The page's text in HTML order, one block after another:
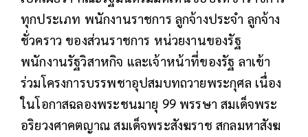
ทุกประเภท พนักงานราชการ ลูกจ้างประจำ ลูกจ้าง
ชั่วคราว ของส่วนราชการ หน่วยงานของรัฐ
พนักงานรัฐวิสาหกิจ และเจ้าหน้าที่ของรัฐ ลาเข้า
ร่วมโครงการบรรพชาอุปสมบทถวายพระกุศล เนื่อง
ในโอกาสฉลองพระชนมายุ 99 พรรษา สมเด็จพระ
อริยวงศาคตญาณ สมเด็จพระสังฆราช สกลมหาสังฆ